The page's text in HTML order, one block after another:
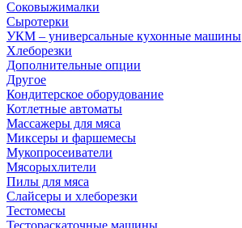
Соковыжималки
Сыротерки
УКМ – универсальные кухонные машины
Хлеборезки
Дополнительные опции
Другое
Кондитерское оборудование
Котлетные автоматы
Массажеры для мяса
Миксеры и фаршемесы
Мукопросеиватели
Мясорыхлители
Пилы для мяса
Слайсеры и хлеборезки
Тестомесы
Тестораскаточные машины